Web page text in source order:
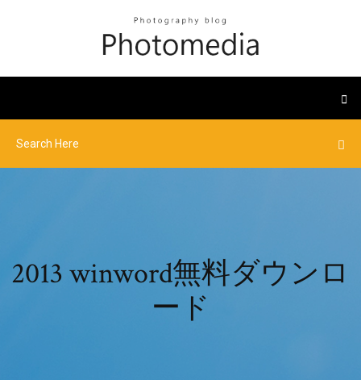
2013 winword無料ダウンロ
ード